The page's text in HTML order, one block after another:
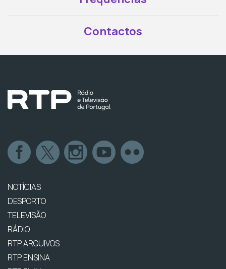
Contactos
NOTÍCIAS
DESPORTO
TELEVISÃO
RÁDIO
RTP ARQUIVOS
RTP ENSINA